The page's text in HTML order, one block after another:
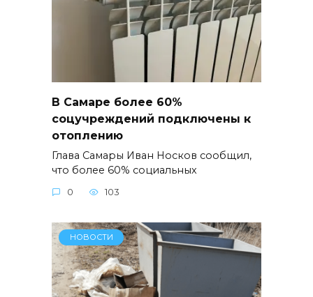
В Самаре более 60%
соцучреждений подключены к
отоплению
Глава Самары Иван Носков сообщил,
что более 60% социальных
0 103
НОВОСТИ